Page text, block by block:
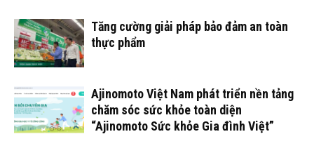
Tăng cường giải pháp bảo đảm an toàn
thực phẩm
Ajinomoto Việt Nam phát triển nền tảng
chăm sóc sức khỏe toàn diện
“Ajinomoto Sức khỏe Gia đình Việt”